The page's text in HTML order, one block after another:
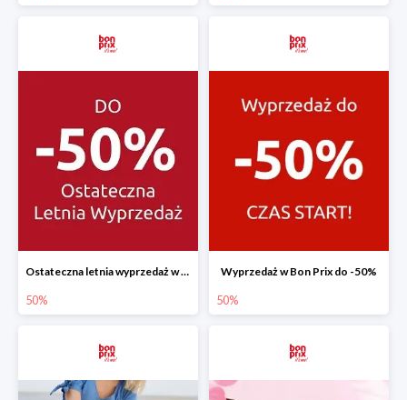
Ostateczna letnia wyprzedaż w Bon Prix do -50%
50%
Wyprzedaż w Bon Prix do -50%
50%